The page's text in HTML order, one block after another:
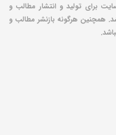
برای تولید و انتشار مطالب و
همچنین هرگونه بازنشر مطالب و